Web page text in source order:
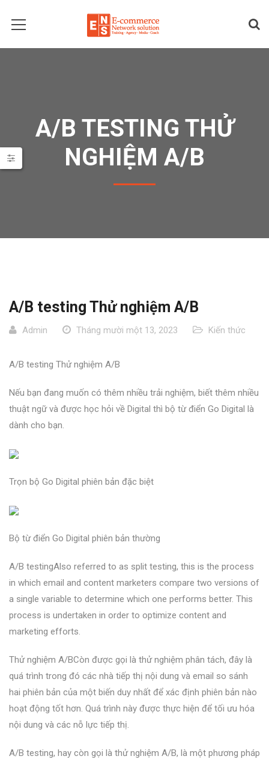
A/B TESTING THỬ
NGHIỆM A/B
A/B testing Thử nghiệm A/B
Admin Tháng mười một 13, 2023 Kiến thức
A/B testing Thử nghiệm A/B
Nếu bạn đang muốn có thêm nhiều trải nghiệm, biết thêm nhiều
thuật ngữ và được học hỏi về Digital thì bộ từ điển Go Digital là
dành cho bạn.
Trọn bộ Go Digital phiên bản đặc biệt
Bộ từ điển Go Digital phiên bản thường
A/B testingAlso referred to as split testing, this is the process
in which email and content marketers compare two versions of
a single variable to determine which one performs better. This
process is undertaken in order to optimize content and
marketing efforts.
Thử nghiệm A/BCòn được gọi là thử nghiệm phân tách, đây là
quá trình trong đó các nhà tiếp thị nội dung và email so sánh
hai phiên bản của một biến duy nhất để xác định phiên bản nào
hoạt động tốt hơn. Quá trình này được thực hiện để tối ưu hóa
nội dung và các nỗ lực tiếp thị.
A/B testing, hay còn gọi là thử nghiệm A/B, là một phương pháp